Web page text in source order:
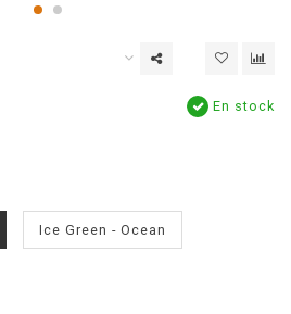
En stock
Ice Green - Ocean